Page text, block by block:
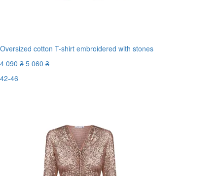
Oversized cotton T-shirt embroidered with stones
4 090 ₴ 5 060 ₴
42-46